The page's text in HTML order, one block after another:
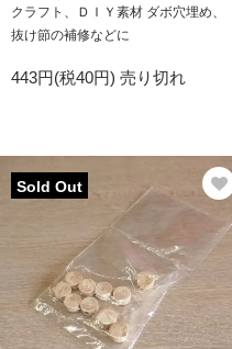
クラフト、ＤＩＹ素材 ダボ穴埋め、
抜け節の補修などに
443円(税40円) 売り切れ
Sold Out